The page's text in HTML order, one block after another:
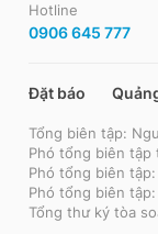
Hotline
0906 645 777
Đặt báo
Tổng biên tập:
Phó tổng biên tập
Phó tổng biên
Phó tổng biên
Tổng thư ký tòa